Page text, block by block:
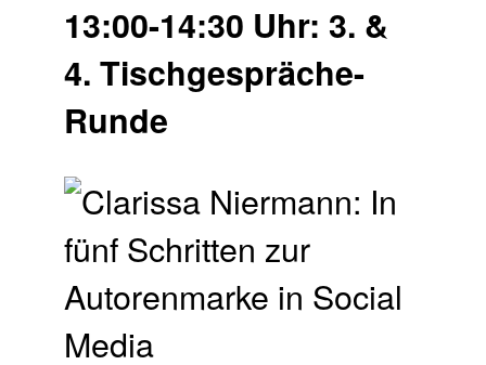
13:00-14:30 Uhr: 3. &
4. Tischgespräche-
Runde